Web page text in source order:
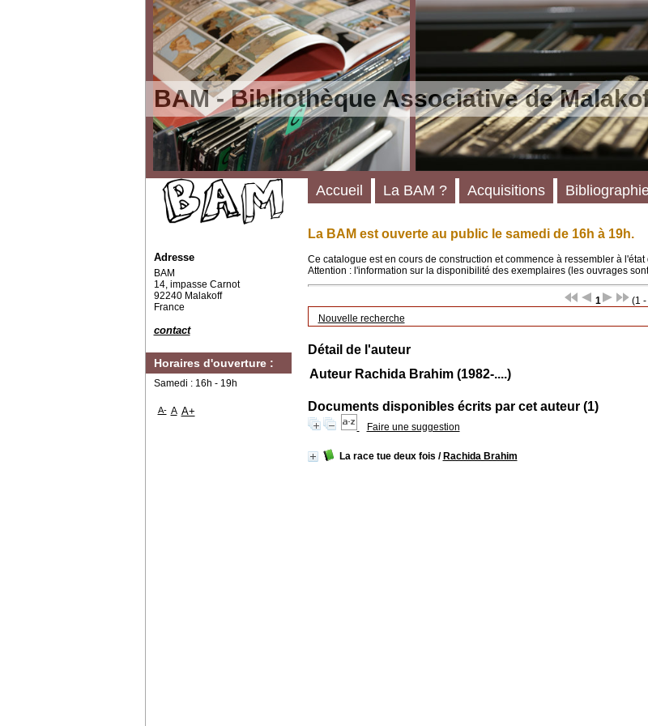
BAM - Bibliothèque Associative de
La BAM est ouverte au public le samedi de 16h à 19h.
Ce catalogue est en cours de construction et commence à ressembler à
Attention : l'information sur la disponibilité des exemplaires (les ouvrages
1
(1 -
Nouvelle recherche
Détail de l'auteur
Auteur Rachida Brahim (1982-....)
Documents disponibles écrits par cet auteur (1)
Faire une suggestion
La race tue deux fois / Rachida Brahim
Accueil La BAM ? Acquisitions
Adresse
BAM
14, impasse Carnot
92240 Malakoff
France
contact
Horaires d'ouverture :
Samedi : 16h - 19h
A- A A+